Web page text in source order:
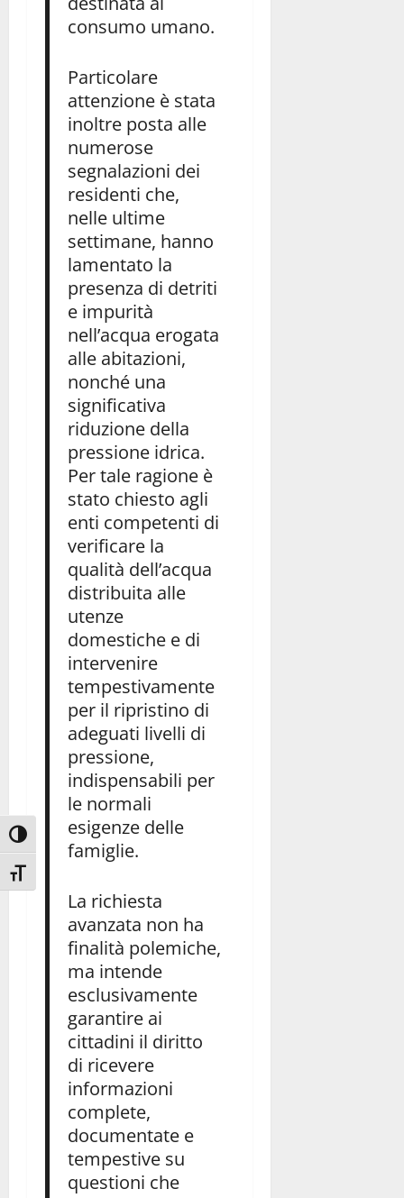
Attiva/disattiva alto contrasto
Attiva/disattiva dimensione testo
consumo umano.
Particolare
attenzione è stata
inoltre posta alle
numerose
segnalazioni dei
residenti che,
nelle ultime
settimane, hanno
lamentato la
presenza di detriti
e impurità
nell’acqua erogata
alle abitazioni,
nonché una
significativa
riduzione della
pressione idrica.
Per tale ragione è
stato chiesto agli
enti competenti di
verificare la
qualità dell’acqua
distribuita alle
utenze
domestiche e di
intervenire
tempestivamente
per il ripristino di
adeguati livelli di
pressione,
indispensabili per
le normali
esigenze delle
famiglie.
La richiesta
avanzata non ha
finalità polemiche,
ma intende
esclusivamente
garantire ai
cittadini il diritto
di ricevere
informazioni
complete,
documentate e
tempestive su
questioni che